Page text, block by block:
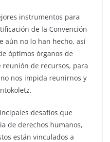
instrumentos para
de la Convención
aún no lo han hecho, así
óptimos órganos de
de recursos, para
nos impida reunirnos y
desafíos que
de derechos humanos,
están vinculados a